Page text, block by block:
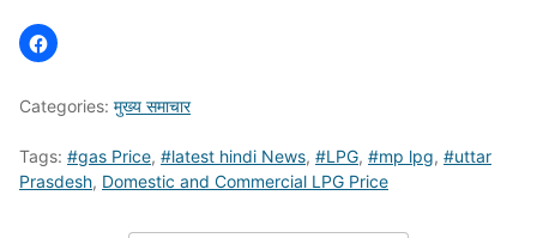
Categories: मुख्य समाचार
Tags: #gas Price, #latest hindi News, #LPG, #mp lpg, #uttar
Prasdesh, Domestic and Commercial LPG Price